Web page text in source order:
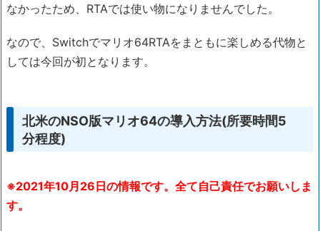
なかったため、RTAでは使い物になりませんでした。
なので、Switchでマリオ64RTAをまともに楽しめる代物と
しては今回が初となります。
北米のNSO版マリオ64の導入方法(所要時間5
分程度)
※2021年10月26日の情報です。全て自己責任でお願いしま
す。